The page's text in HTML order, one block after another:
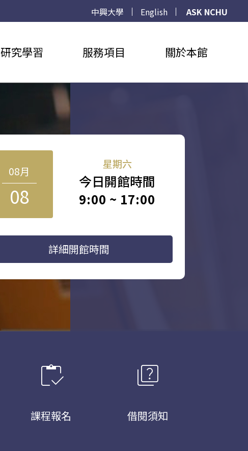
中興大學 English
ASK NCHU
研究學習 服務項目 關於本館
08月
08
星期六
今日開館時間
9:00 ~ 17:00
詳細開館時間
inventory
課程報名
quiz
借閱須知